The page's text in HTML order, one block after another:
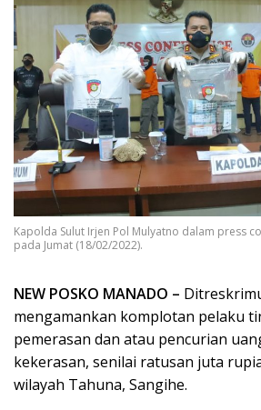
Kapolda Sulut Irjen Pol Mulyatno dalam press
pada Jumat (18/02/2022).
NEW POSKO MANADO –
mengamankan komplotan pelaku
pemerasan dan atau pencurian
kekerasan, senilai ratusan juta
wilayah Tahuna, Sangihe.